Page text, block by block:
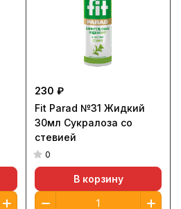
230 ₽
Fit Parad №31 Жидкий
30мл Сукралоза со
стевией
0
В корзину